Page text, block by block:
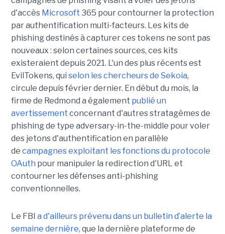
d'accès Microsoft 365 pour contourner la protection
par authentification multi-facteurs. Les kits de
phishing destinés à capturer ces tokens ne sont pas
nouveaux : selon certaines sources, ces kits
existeraient depuis 2021. L'un des plus récents est
EvilTokens, qui selon les chercheurs de Sekoia,
circule depuis février dernier. En début du mois, la
firme de Redmond a également publié un
avertissement concernant d'autres stratagèmes de
phishing de type adversary-in-the-middle pour voler
des jetons d'authentification en parallèle
de campagnes exploitant les fonctions du protocole
OAuth pour manipuler la redirection d'URL et
contourner les défenses anti-phishing
conventionnelles.
Le FBI a d'ailleurs prévenu dans un bulletin d’alerte la
semaine dernière, que la dernière plateforme de